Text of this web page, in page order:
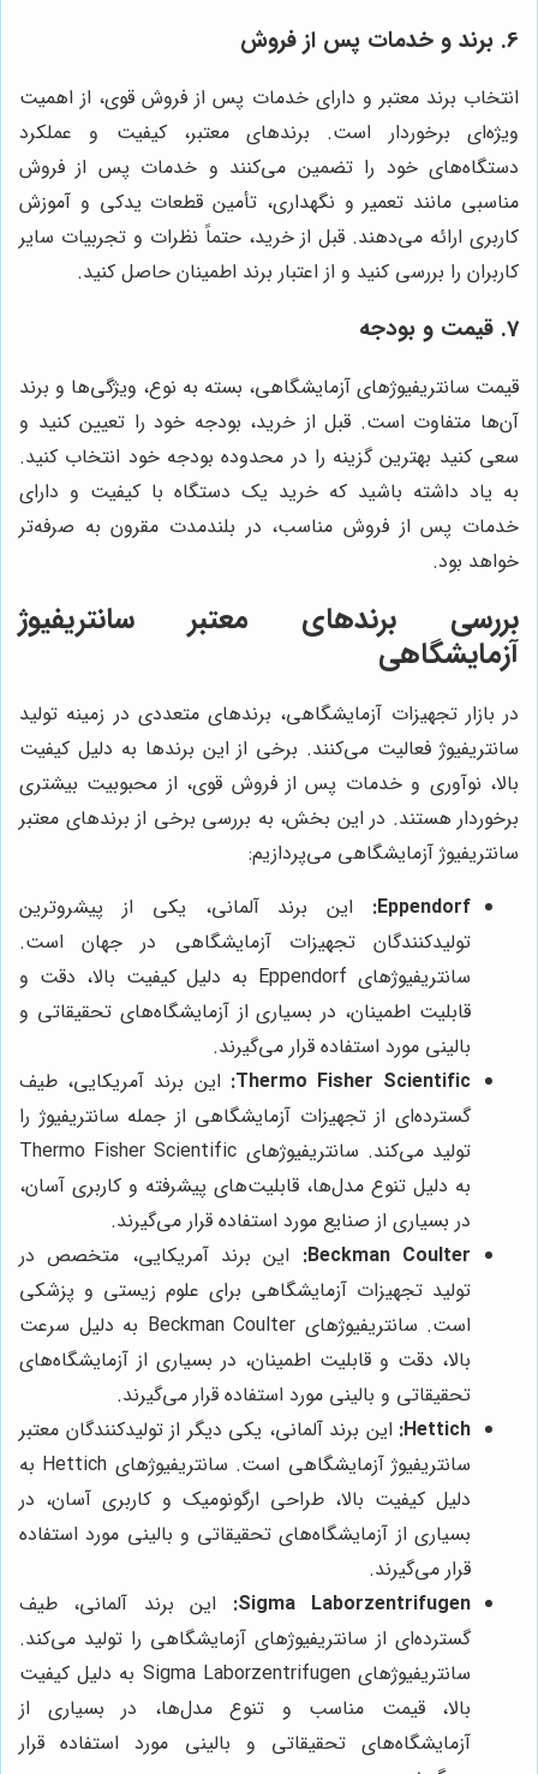
6. برند و خدمات پس از فروش
انتخاب برند معتبر و دارای خدمات پس از فروش قوی، از اهمیت
ویژه‌ای برخوردار است. برندهای معتبر، کیفیت و عملکرد
دستگاه‌های خود را تضمین می‌کنند و خدمات پس از فروش
مناسبی مانند تعمیر و نگهداری، تأمین قطعات یدکی و آموزش
کاربری ارائه می‌دهند. قبل از خرید، حتماً نظرات و تجربیات سایر
کاربران را بررسی کنید و از اعتبار برند اطمینان حاصل کنید.
7. قیمت و بودجه
قیمت سانتریفیوژهای آزمایشگاهی، بسته به نوع، ویژگی‌ها و برند
آن‌ها متفاوت است. قبل از خرید، بودجه خود را تعیین کنید و
سعی کنید بهترین گزینه را در محدوده بودجه خود انتخاب کنید.
به یاد داشته باشید که خرید یک دستگاه با کیفیت و دارای
خدمات پس از فروش مناسب، در بلندمدت مقرون به صرفه‌تر
خواهد بود.
بررسی برندهای معتبر سانتریفیوژ
آزمایشگاهی
در بازار تجهیزات آزمایشگاهی، برندهای متعددی در زمینه تولید
سانتریفیوژ فعالیت می‌کنند. برخی از این برندها به دلیل کیفیت
بالا، نوآوری و خدمات پس از فروش قوی، از محبوبیت بیشتری
برخوردار هستند. در این بخش، به بررسی برخی از برندهای معتبر
سانتریفیوژ آزمایشگاهی می‌پردازیم:
Eppendorf:
این برند آلمانی، یکی از پیشروترین
تولیدکنندگان تجهیزات آزمایشگاهی در جهان است.
سانتریفیوژهای Eppendorf به دلیل کیفیت بالا، دقت و
قابلیت اطمینان، در بسیاری از آزمایشگاه‌های تحقیقاتی و
بالینی مورد استفاده قرار می‌گیرند.
Thermo Fisher Scientific: این برند آمریکایی، طیف
گسترده‌ای از تجهیزات آزمایشگاهی از جمله سانتریفیوژ را
تولید می‌کند. سانتریفیوژهای Thermo Fisher Scientific
به دلیل تنوع مدل‌ها، قابلیت‌های پیشرفته و کاربری آسان،
در بسیاری از صنایع مورد استفاده قرار می‌گیرند.
Beckman Coulter:
این برند آمریکایی، متخصص در
تولید تجهیزات آزمایشگاهی برای علوم زیستی و پزشکی
است. سانتریفیوژهای Beckman Coulter به دلیل سرعت
بالا، دقت و قابلیت اطمینان، در بسیاری از آزمایشگاه‌های
تحقیقاتی و بالینی مورد استفاده قرار می‌گیرند.
Hettich: این برند آلمانی، یکی دیگر از تولیدکنندگان معتبر
سانتریفیوژ آزمایشگاهی است. سانتریفیوژهای Hettich به
دلیل کیفیت بالا، طراحی ارگونومیک و کاربری آسان، در
بسیاری از آزمایشگاه‌های تحقیقاتی و بالینی مورد استفاده
قرار می‌گیرند.
Sigma Laborzentrifugen:
این برند آلمانی، طیف
گسترده‌ای از سانتریفیوژهای آزمایشگاهی را تولید می‌کند.
سانتریفیوژهای Sigma Laborzentrifugen به دلیل کیفیت
بالا، قیمت مناسب و تنوع مدل‌ها، در بسیاری از
آزمایشگاه‌های تحقیقاتی و بالینی مورد استفاده قرار